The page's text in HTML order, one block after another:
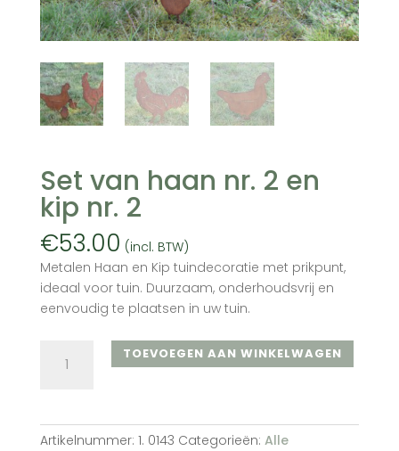
Set van haan nr. 2 en
kip nr. 2
€53.00 (incl. BTW)
Metalen Haan en Kip tuindecoratie met prikpunt,
ideaal voor tuin. Duurzaam, onderhoudsvrij en
eenvoudig te plaatsen in uw tuin.
2
TOEVOEGEN AAN WINKELWAGEN
Artikelnummer: 1. 0143 Categorieën: Alle